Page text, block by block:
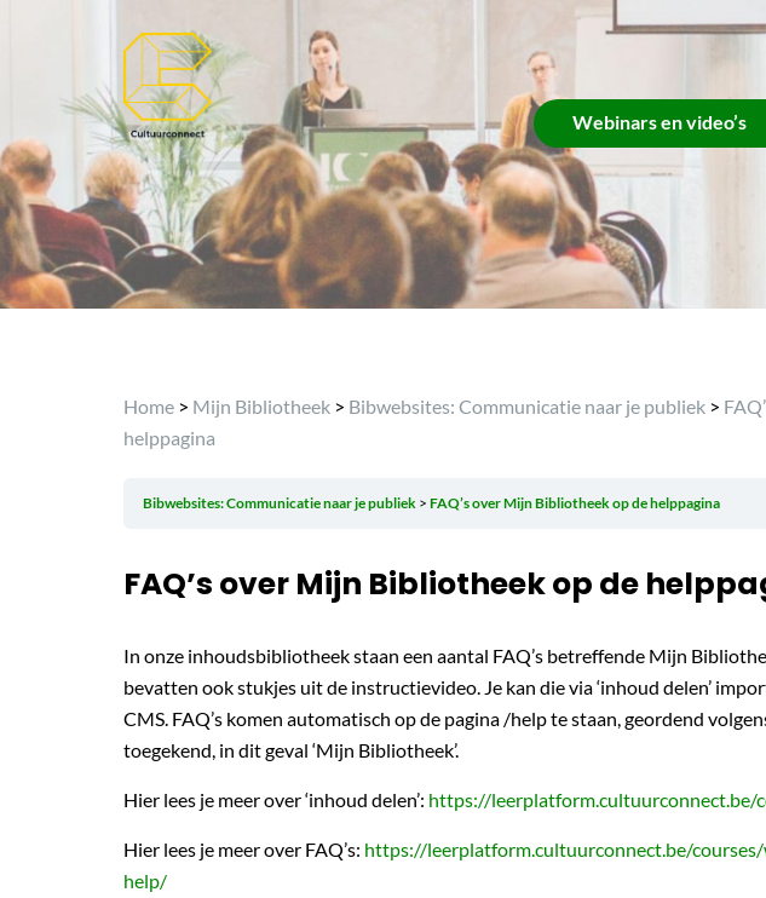
Webinars en video’s
Home > Mijn Bibliotheek > Bibwebsites: Communicatie naar je publiek >
helppagina
Bibwebsites: Communicatie naar je publiek FAQ’s over Mijn Bibliotheek op de helppagina
FAQ’s over Mijn Bibliotheek op de
In onze inhoudsbibliotheek staan een aantal FAQ’s betreffende Mijn
bevatten ook stukjes uit de instructievideo. Je kan die via ‘inhoud delen’
CMS. FAQ’s komen automatisch op de pagina /help te staan, geordend
toegekend, in dit geval ‘Mijn Bibliotheek’.
Hier lees je meer over ‘inhoud delen’: https://leerplatform.cultuurconnect.be/
Hier lees je meer over FAQ’s: https://leerplatform.cultuurconnect.be/
help/